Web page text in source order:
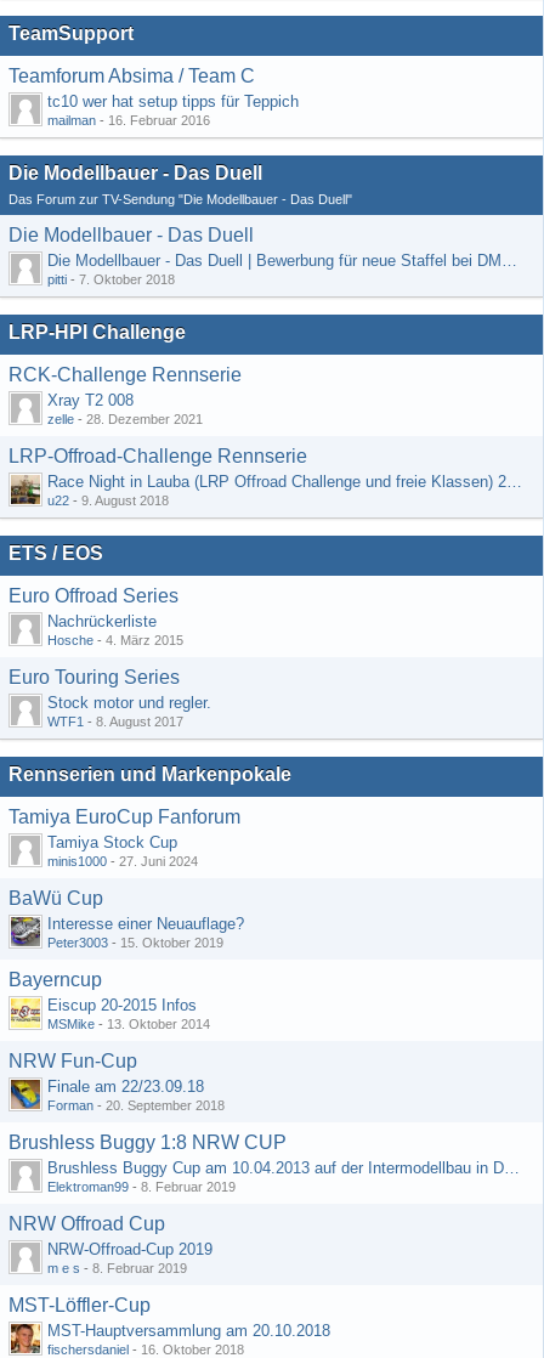
TeamSupport
Teamforum Absima / Team C
tc10 wer hat setup tipps für Teppich
mailman - 16. Februar 2016
Die Modellbauer - Das Duell
Das Forum zur TV-Sendung "Die Modellbauer - Das Duell"
Die Modellbauer - Das Duell
Die Modellbauer - Das Duell | Bewerbung für neue Staffel bei DMAX *Werbung*
pitti - 7. Oktober 2018
LRP-HPI Challenge
RCK-Challenge Rennserie
Xray T2 008
zelle - 28. Dezember 2021
LRP-Offroad-Challenge Rennserie
Race Night in Lauba (LRP Offroad Challenge und freie Klassen) 25/26.08
u22 - 9. August 2018
ETS / EOS
Euro Offroad Series
Nachrückerliste
Hosche - 4. März 2015
Euro Touring Series
Stock motor und regler.
WTF1 - 8. August 2017
Rennserien und Markenpokale
Tamiya EuroCup Fanforum
Tamiya Stock Cup
minis1000 - 27. Juni 2024
BaWü Cup
Interesse einer Neuauflage?
Peter3003 - 15. Oktober 2019
Bayerncup
Eiscup 20-2015 Infos
MSMike - 13. Oktober 2014
NRW Fun-Cup
Finale am 22/23.09.18
Forman - 20. September 2018
Brushless Buggy 1:8 NRW CUP
Brushless Buggy Cup am 10.04.2013 auf der Intermodellbau in Dortmund
Elektroman99 - 8. Februar 2019
NRW Offroad Cup
NRW-Offroad-Cup 2019
m e s - 8. Februar 2019
MST-Löffler-Cup
MST-Hauptversammlung am 20.10.2018
fischersdaniel - 16. Oktober 2018